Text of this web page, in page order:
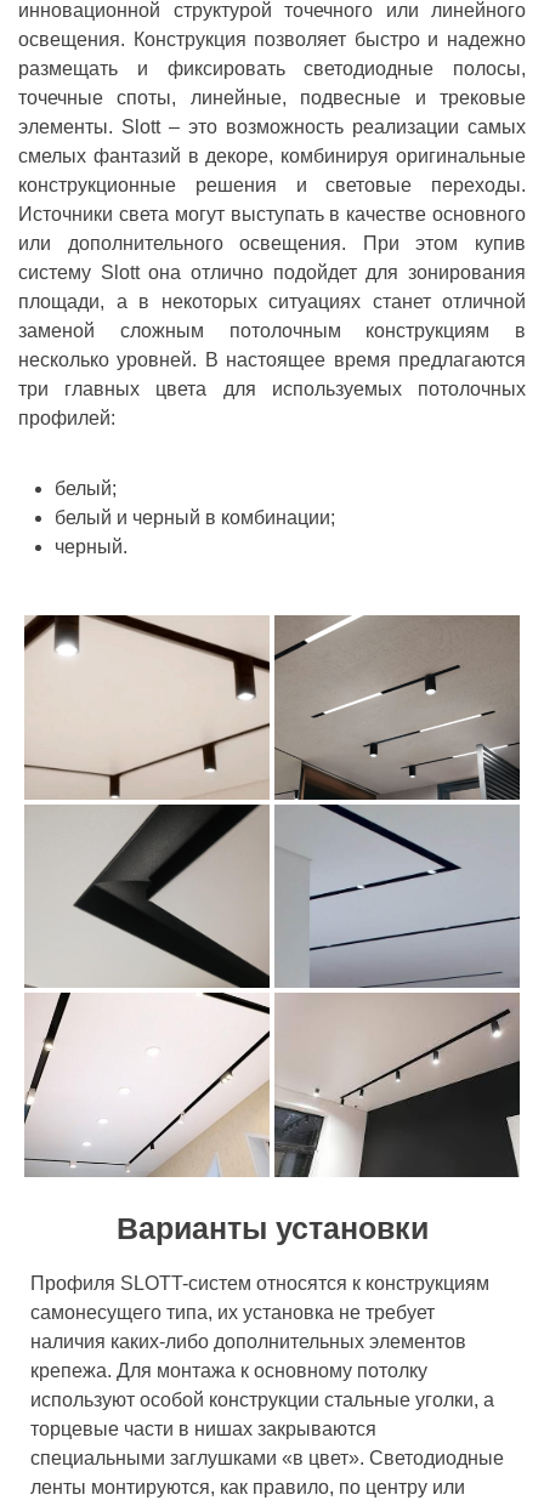
инновационной структурой точечного или линейного
освещения. Конструкция позволяет быстро и надежно
размещать и фиксировать светодиодные полосы,
точечные споты, линейные, подвесные и трековые
элементы. Slott – это возможность реализации самых
смелых фантазий в декоре, комбинируя оригинальные
конструкционные решения и световые переходы.
Источники света могут выступать в качестве основного
или дополнительного освещения. При этом купив
систему Slott она отлично подойдет для зонирования
площади, а в некоторых ситуациях станет отличной
заменой сложным потолочным конструкциям в
несколько уровней. В настоящее время предлагаются
три главных цвета для используемых потолочных
профилей:
белый;
белый и черный в комбинации;
черный.
Варианты установки
Профиля SLOTT-систем относятся к конструкциям
самонесущего типа, их установка не требует
наличия каких-либо дополнительных элементов
крепежа. Для монтажа к основному потолку
используют особой конструкции стальные уголки, а
торцевые части в нишах закрываются
специальными заглушками «в цвет». Светодиодные
ленты монтируются, как правило, по центру или